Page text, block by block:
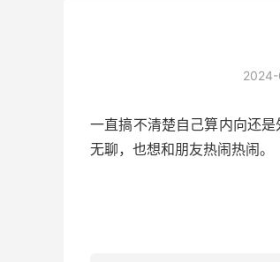
一直搞不清楚自己算内向还
无聊，也想和朋友热闹热闹。